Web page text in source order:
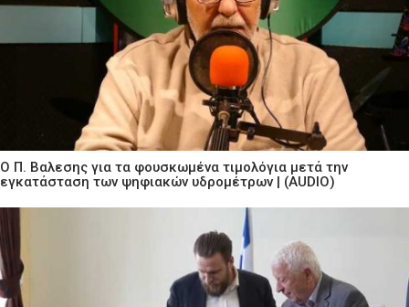
Ο Π. Βαλεσης για τα φουσκωμένα τιμολόγια μετά την
εγκατάσταση των ψηφιακών υδρομέτρων | (AUDIO)